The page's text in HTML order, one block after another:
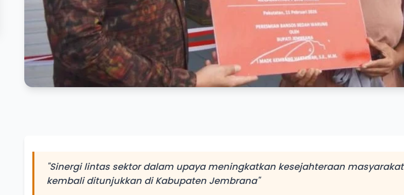
"Sinergi lintas sektor dalam upaya meningkatkan kesejahteraan masyarakat
kembali ditunjukkan di Kabupaten Jembrana"